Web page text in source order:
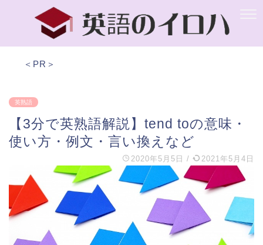
＜PR＞
英熟語
【3分で英熟語解説】tend toの意味・
使い方・例文・言い換えなど
2020年5月5日 / 2021年5月4日